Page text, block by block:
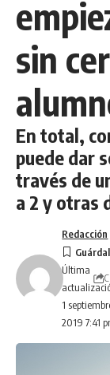
sin
En total,
puede dar
través de
a 2 y otras
Última
1
2019 7:41
Redacción